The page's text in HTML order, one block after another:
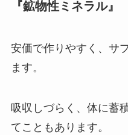
『鉱物性ミネラル』
安価で作りやすく、サ
ます。
吸収しづらく、体に蓄
てこともあります。